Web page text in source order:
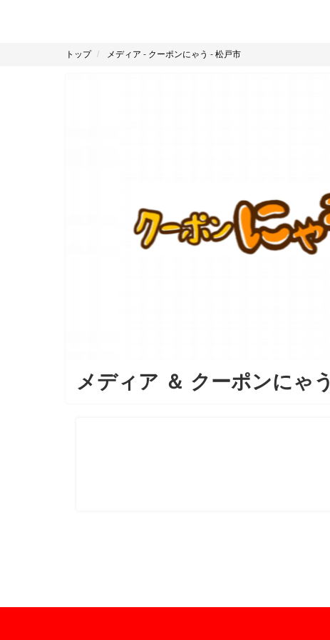
トップ メディア - クーポンにゃう - 松戸市
メディア ＆ クーポンにゃう